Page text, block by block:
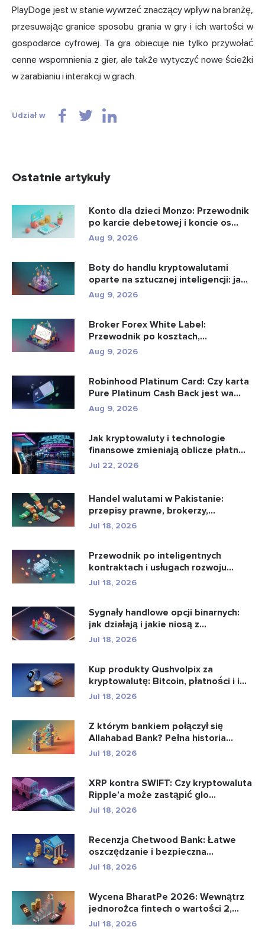
PlayDoge jest w stanie wywrzeć znaczący wpływ na branżę,
przesuwając granice sposobu grania w gry i ich wartości w
gospodarce cyfrowej. Ta gra obiecuje nie tylko przywołać
cenne wspomnienia z gier, ale także wytyczyć nowe ścieżki
w zarabianiu i interakcji w grach.
Udział w
Ostatnie artykuły
Konto dla dzieci Monzo: Przewodnik
po karcie debetowej i koncie os...
Aug 9, 2026
Boty do handlu kryptowalutami
oparte na sztucznej inteligencji: ja...
Aug 9, 2026
Broker Forex White Label:
Przewodnik po kosztach,
konfiguracji i u...
Aug 9, 2026
Robinhood Platinum Card: Czy karta
Pure Platinum Cash Back jest wa...
Aug 9, 2026
Jak kryptowaluty i technologie
finansowe zmieniają oblicze płatn...
Jul 22, 2026
Handel walutami w Pakistanie:
przepisy prawne, brokerzy,
aplikacje...
Jul 18, 2026
Przewodnik po inteligentnych
kontraktach i usługach rozwoju
intel...
Jul 18, 2026
Sygnały handlowe opcji binarnych:
jak działają i jakie niosą z...
Jul 18, 2026
Kup produkty Qushvolpix za
kryptowalutę: Bitcoin, płatności i i...
Jul 18, 2026
Z którym bankiem połączył się
Allahabad Bank? Pełna historia...
Jul 18, 2026
XRP kontra SWIFT: Czy kryptowaluta
Ripple’a może zastąpić glo...
Jul 18, 2026
Recenzja Chetwood Bank: Łatwe
oszczędzanie i bezpieczna
bankowo�...
Jul 18, 2026
Wycena BharatPe 2026: Wewnątrz
jednorożca fintech o wartości 2,...
Jul 18, 2026